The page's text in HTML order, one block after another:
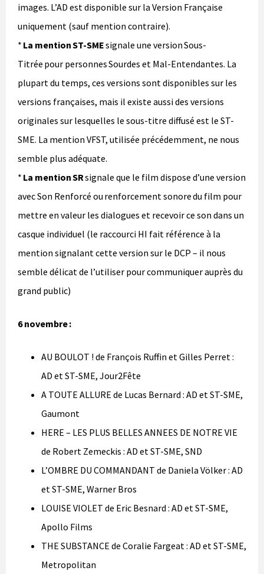
images. L’AD est disponible sur la Version Française
uniquement (sauf mention contraire).
* La mention ST-SMEsignale une version Sous-
Titrée pour personnes Sourdes et Mal-Entendantes. La
plupart du temps, ces versions sont disponibles sur les
versions françaises, mais il existe aussi des versions
originales sur lesquelles le sous-titre diffusé est le ST-
SME. La mention VFST, utilisée précédemment, ne nous
semble plus adéquate.
* La mention SRsignale que le film dispose d’une version
avec Son Renforcé ou renforcement sonore du film pour
mettre en valeur les dialogues et recevoir ce son dans un
casque individuel (le raccourci HI fait référence à la
mention signalant cette version sur le DCP – il nous
semble délicat de l’utiliser pour communiquer auprès du
grand public)
6 novembre :
AU BOULOT ! de François Ruffin et Gilles Perret :
AD et ST-SME, Jour2Fête
A TOUTE ALLURE de Lucas Bernard : AD et ST-SME,
Gaumont
HERE – LES PLUS BELLES ANNEES DE NOTRE VIE
de Robert Zemeckis : AD et ST-SME, SND
L’OMBRE DU COMMANDANT de Daniela Völker : AD
et ST-SME, Warner Bros
LOUISE VIOLET de Eric Besnard : AD et ST-SME,
Apollo Films
THE SUBSTANCE de Coralie Fargeat : AD et ST-SME,
Metropolitan